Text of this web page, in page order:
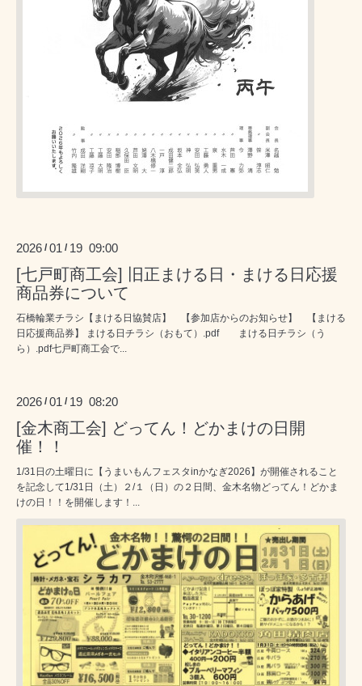
2026 /01 / 19 09:00
[七戸町商工会] 旧正まける日・まける日応援
商品券について
石橋輪業チラシ【まける日協賛店】 【参加店からのお知らせ】 【まける
日応援商品券】 まける日チラシ（おもて）.pdf まける日チラシ（う
ら）.pdf七戸町商工会で...
2026 /01 / 19 08:20
[金木商工会] どってん！どかまけの日開
催！！
1/31日の土曜日に【うまいもんフェスタinかなぎ2026】が開催されること
を記念して1/31日（土）２/１（日）の２日間、金木名物どってん！どかま
けの日！！を開催します！...